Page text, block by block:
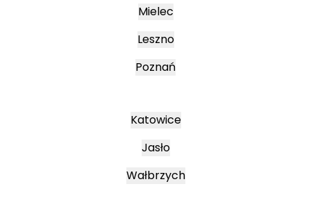
Mielec
Leszno
Poznań
Katowice
Jasło
Wałbrzych